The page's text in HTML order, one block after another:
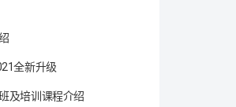
全新升级
及培训课程介绍